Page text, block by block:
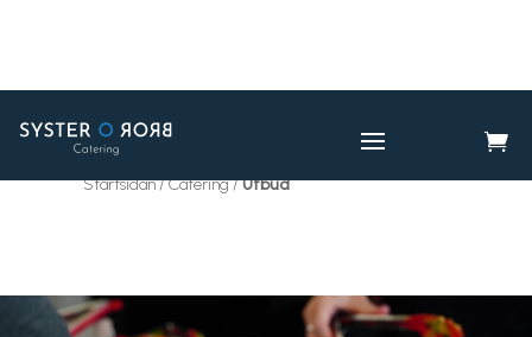

CATERING UTBUD
Startsidan / Catering /Utbud